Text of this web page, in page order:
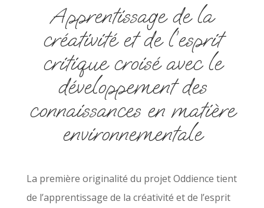
Apprentissage de la
créativité et de l’esprit
critique croisé avec le
développement des
connaissances en matière
environnementale
La première originalité du projet Oddience tient
de l’apprentissage de la créativité et de l’esprit